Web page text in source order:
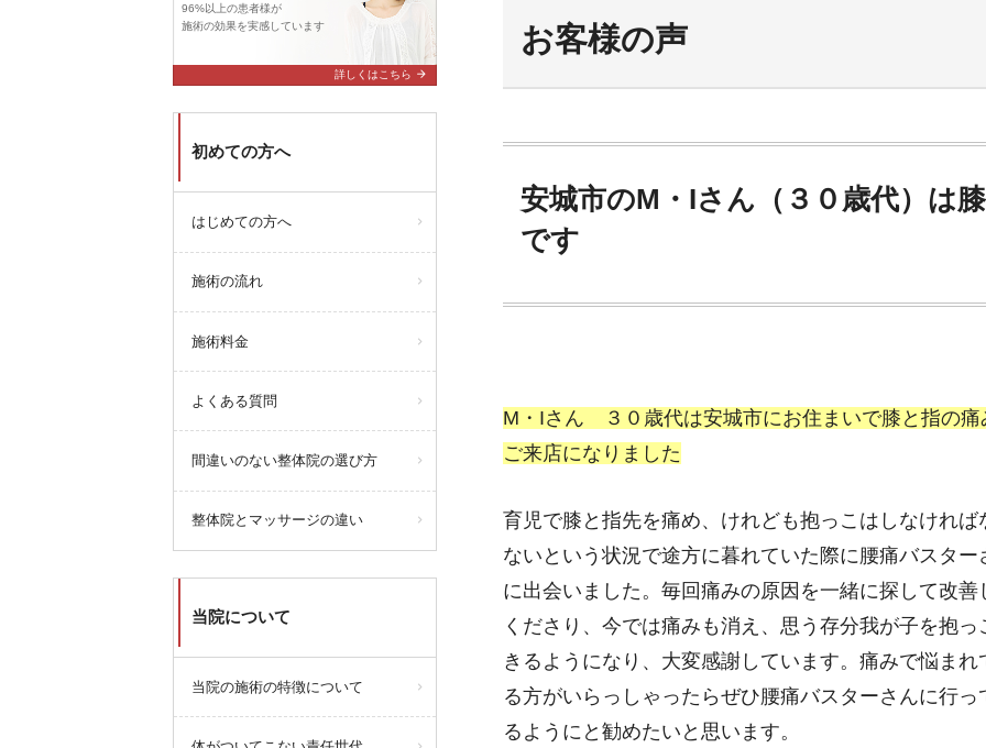
お客様の声
安城市のM・Iさん（３０歳代）は
です
M・Iさん ３０歳代は安城市にお住まいで膝と指の痛
ご来店になりました
育児で膝と指先を痛め、けれども抱っこはしなければ
ないという状況で途方に暮れていた際に腰痛バスター
に出会いました。毎回痛みの原因を一緒に探して改善
くださり、今では痛みも消え、思う存分我が子を抱っ
きるようになり、大変感謝しています。痛みで悩まれ
る方がいらっしゃったらぜひ腰痛バスターさんに行っ
るようにと勧めたいと思います。
96%以上の患者様が
施術の効果を実感しています
詳しくはこちら arrow_forward
初めての方へ
はじめての方へ
施術の流れ
施術料金
よくある質問
間違いのない整体院の選び方
整体院とマッサージの違い
当院について
当院の施術の特徴について